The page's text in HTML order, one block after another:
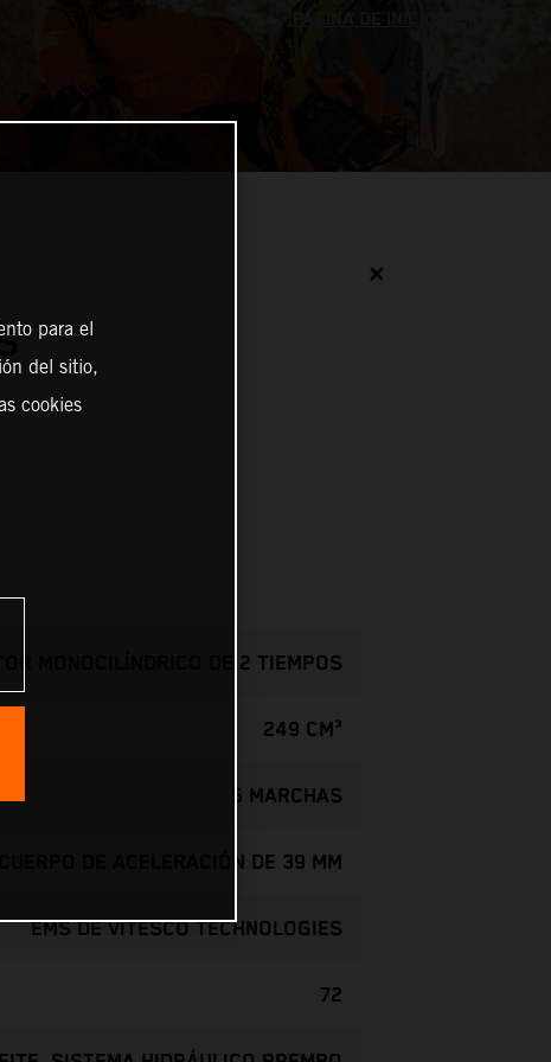
✕
MONOCILÍNDRICO DE 2 TIEMPOS
249 CM³
5 MARCHAS
DE ACELERACIÓN DE 39 MM
EMS DE VITESCO TECHNOLOGIES
72
para el
del sitio,
cookies